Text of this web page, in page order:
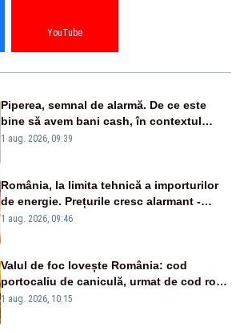
YouTube
Piperea, semnal de alarmă. De ce este
bine să avem bani cash, în contextul
alertei energetice?
1 aug. 2026, 09:39
România, la limita tehnică a importurilor
de energie. Prețurile cresc alarmant -
Analiză Realitatea Plus
1 aug. 2026, 09:46
Valul de foc lovește România: cod
portocaliu de caniculă, urmat de cod roșu
duminică. Temperaturile urcă spre 40°C
1 aug. 2026, 10:15